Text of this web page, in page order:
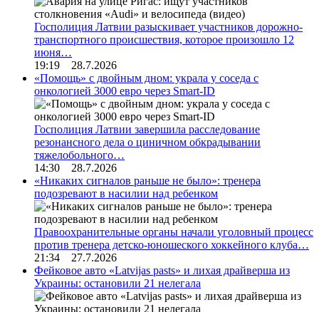
Госполиция Латвии разыскивает участников дорожно-
транспортного происшествия, которое произошло 12
июня…
19:19 28.7.2026
«Помощь» с двойным дном: украла у соседа с
онкологией 3000 евро через Smart-ID
Госполиция Латвии завершила расследование
резонансного дела о циничном обкрадывании
тяжелобольного…
14:30 28.7.2026
«Никаких сигналов раньше не было»: тренера
подозревают в насилии над ребенком
Правоохранительные органы начали уголовный процесс
против тренера детско-юношеского хоккейного клуба…
21:34 27.7.2026
Фейковое авто «Latvijas pasts» и лихая драйверша из
Украины: остановили 21 нелегала